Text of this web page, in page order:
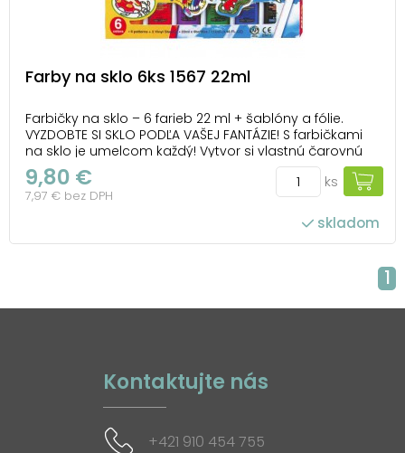
Farby na sklo 6ks 1567 22ml
Farbičky na sklo – 6 farieb 22 ml + šablóny a fólie.
VYZDOBTE SI SKLO PODĽA VAŠEJ FANTÁZIE! S farbičkami
na sklo je umelcom každý! Vytvor si vlastnú čarovnú
výzdobu! Vhodné na okno, zrkadlo, dlaždice a i. Farby
sú netoxické. BALENIE OBSAHUJE: - 5 ks farieb na sklo 22
ml (červená, žltá, m...
9,80 €
7,97 € bez DPH
ks
skladom
1
Kontaktujte nás
+421 910 454 755